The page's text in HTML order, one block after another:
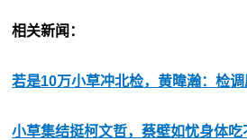
相关新闻：
若是10万小草冲北检，黄暐瀚：检
小草集结挺柯文哲，蔡壁如忧身体吃